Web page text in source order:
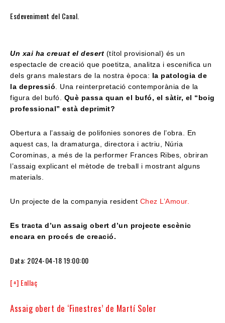
Esdeveniment del Canal.
Un xai ha creuat el desert (títol provisional) és un
espectacle de creació que poetitza, analitza i escenifica un
dels grans malestars de la nostra època: la patologia de
la depressió. Una reinterpretació contemporània de la
figura del bufó. Què passa quan el bufó, el sàtir, el “boig
professional” està deprimit?
Obertura a l’assaig de polifonies sonores de l’obra. En
aquest cas, la dramaturga, directora i actriu, Núria
Corominas, a més de la performer Frances Ribes, obriran
l’assaig explicant el mètode de treball i mostrant alguns
materials.
Un projecte de la companyia resident Chez L’Amour.
Es tracta d’un assaig obert d’un projecte escènic
encara en procés de creació.
Data: 2024-04-18 19:00:00
[+] Enllaç
Assaig obert de ‘Finestres’ de Martí Soler